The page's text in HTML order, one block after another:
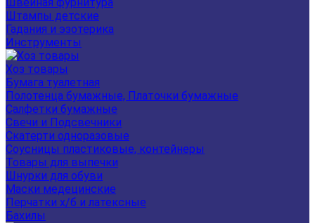
Штампы детские
Гадания и эзотерика
Инструменты
Хоз товары
Бумага туалетная
Полотенца бумажные, Платочки бумажные
Салфетки бумажные
Свечи и Подсвечники
Скатерти одноразовые
Соусницы пластиковые, контейнеры
Товары для выпечки
Шнурки для обуви
Маски медецинские
Перчатки х/б и латексные
Бахилы